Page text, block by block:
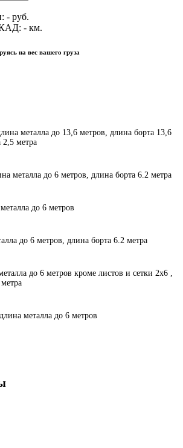
- руб.
- км.
на вес вашего груза
металла до 13,6 метров, длина борта 13,6
метра
металла до 6 метров, длина борта 6.2 метра
до 6 метров
до 6 метров, длина борта 6.2 метра
до 6 метров кроме листов и сетки 2х6 ,
металла до 6 метров